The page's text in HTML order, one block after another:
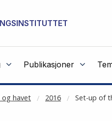
Publikasjoner
og havet 2016 Set-up of